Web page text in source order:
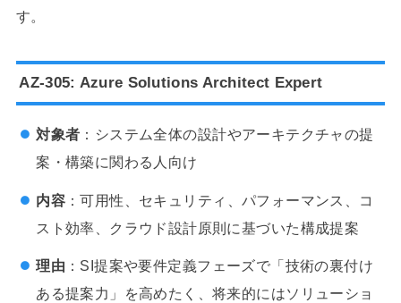
す。
AZ-305: Azure Solutions Architect Expert
対象者 ：システム全体の設計やアーキテクチャの提
案・構築に関わる人向け
内容：可用性、セキュリティ、パフォーマンス、コ
スト効率、クラウド設計原則に基づいた構成提案
理由 ：SI提案や要件定義フェーズで「技術の裏付け
ある提案力」を高めたく、将来的にはソリューショ